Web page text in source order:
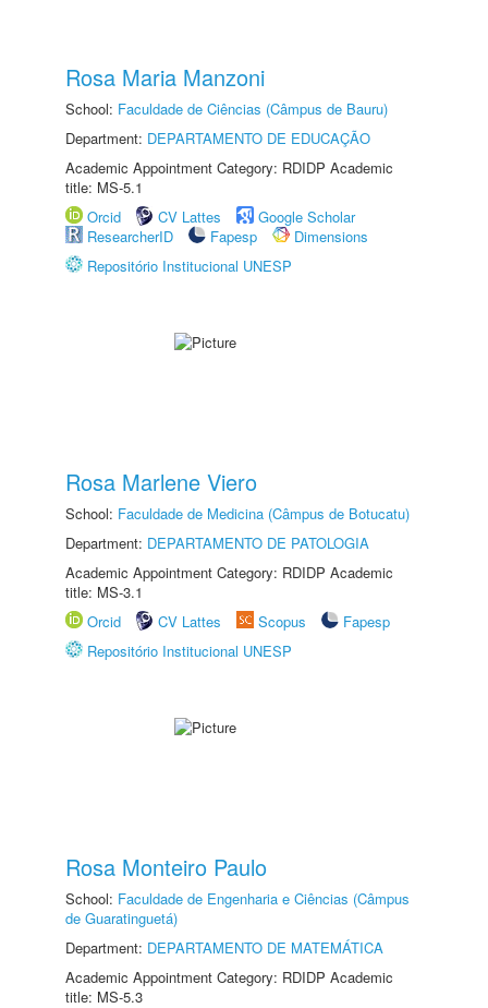
Rosa Maria Manzoni
School: Faculdade de Ciências (Câmpus de Bauru)
Department: DEPARTAMENTO DE EDUCAÇÃO
Academic Appointment Category: RDIDP Academic
title: MS-5.1
Orcid
CV Lattes
Google Scholar
ResearcherID
Fapesp
Dimensions
Repositório Institucional UNESP
Rosa Marlene Viero
School: Faculdade de Medicina (Câmpus de Botucatu)
Department: DEPARTAMENTO DE PATOLOGIA
Academic Appointment Category: RDIDP Academic
title: MS-3.1
Orcid
CV Lattes Scopus
Fapesp
Repositório Institucional UNESP
Rosa Monteiro Paulo
School: Faculdade de Engenharia e Ciências (Câmpus
de Guaratinguetá)
Department: DEPARTAMENTO DE MATEMÁTICA
Academic Appointment Category: RDIDP Academic
title: MS-5.3